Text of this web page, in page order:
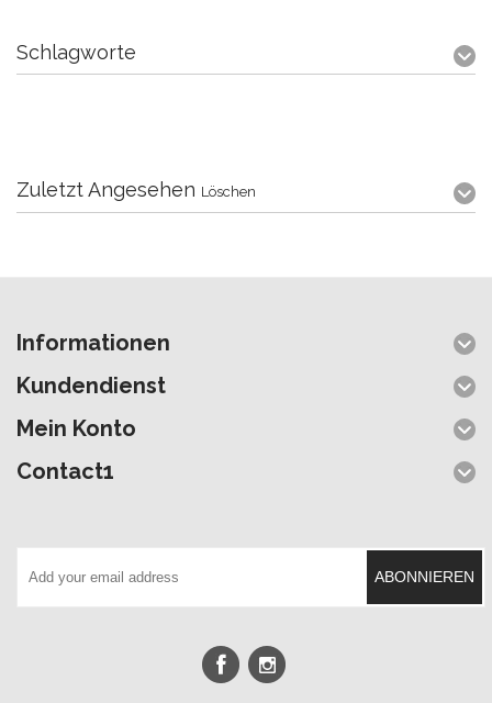
Schlagworte
Zuletzt Angesehen Löschen
Informationen
Kundendienst
Mein Konto
Contact1
ABONNIEREN